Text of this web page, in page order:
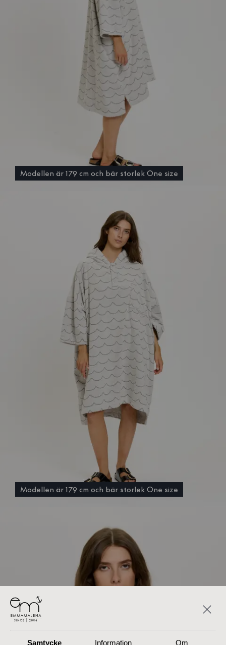
Modellen är 179 cm och bär storlek One size
Modellen är 179 cm och bär storlek One size
Samtycke Information Om